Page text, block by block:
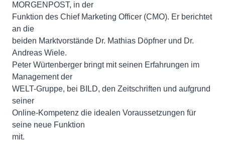
MORGENPOST, in der
Funktion des Chief Marketing Officer (CMO). Er berichtet
an die
beiden Marktvorstände Dr. Mathias Döpfner und Dr.
Andreas Wiele.
Peter Würtenberger bringt mit seinen Erfahrungen im
Management der
WELT-Gruppe, bei BILD, den Zeitschriften und aufgrund
seiner
Online-Kompetenz die idealen Voraussetzungen für
seine neue Funktion
mit.